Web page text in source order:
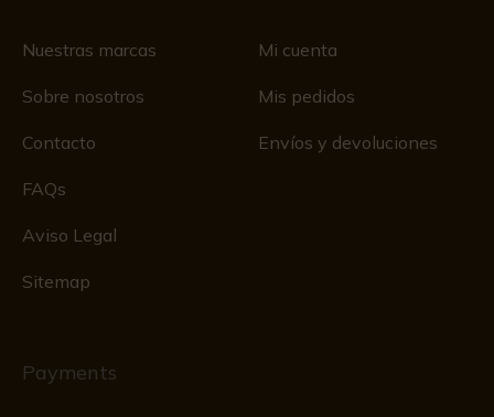
Nuestras marcas
Sobre nosotros
Contacto
FAQs
Aviso Legal
Sitemap
Mi cuenta
Mis pedidos
Envíos y devoluciones
Payments